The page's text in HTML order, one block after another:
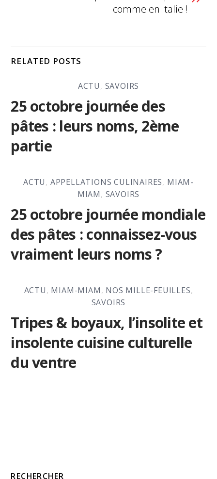
comme en Italie !
RELATED POSTS
ACTU, SAVOIRS
25 octobre journée des
pâtes : leurs noms, 2ème
partie
ACTU, APPELLATIONS CULINAIRES, MIAM-
MIAM, SAVOIRS
25 octobre journée mondiale
des pâtes : connaissez-vous
vraiment leurs noms ?
ACTU, MIAM-MIAM, NOS MILLE-FEUILLES,
SAVOIRS
Tripes & boyaux, l’insolite et
insolente cuisine culturelle
du ventre
RECHERCHER